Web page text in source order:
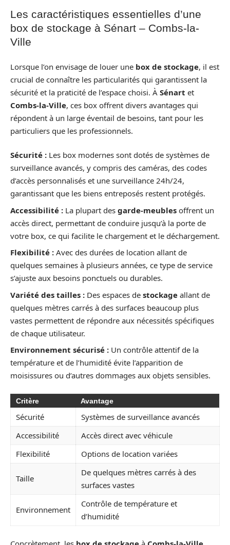
Les caractéristiques essentielles d’une
box de stockage à Sénart – Combs-la-
Ville
Lorsque l’on envisage de louer une box de stockage, il est
crucial de connaître les particularités qui garantissent la
sécurité et la praticité de l’espace choisi. À Sénart et
Combs-la-Ville, ces box offrent divers avantages qui
répondent à un large éventail de besoins, tant pour les
particuliers que les professionnels.
Sécurité : Les box modernes sont dotés de systèmes de
surveillance avancés, y compris des caméras, des codes
d’accès personnalisés et une surveillance 24h/24,
garantissant que les biens entreposés restent protégés.
Accessibilité : La plupart des garde-meubles offrent un
accès direct, permettant de conduire jusqu’à la porte de
votre box, ce qui facilite le chargement et le déchargement.
Flexibilité : Avec des durées de location allant de
quelques semaines à plusieurs années, ce type de service
s’ajuste aux besoins ponctuels ou durables.
Variété des tailles : Des espaces de stockage allant de
quelques mètres carrés à des surfaces beaucoup plus
vastes permettent de répondre aux nécessités spécifiques
de chaque utilisateur.
Environnement sécurisé : Un contrôle attentif de la
température et de l’humidité évite l’apparition de
moisissures ou d’autres dommages aux objets sensibles.
Critère Avantage
Sécurité
Systèmes de surveillance avancés
Accessibilité
Accès direct avec véhicule
Flexibilité
Options de location variées
Taille
De quelques mètres carrés à des
surfaces vastes
Environnement
Contrôle de température et
d’humidité